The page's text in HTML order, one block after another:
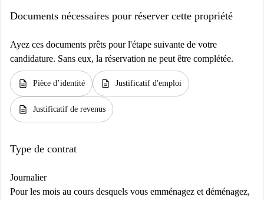
Documents nécessaires pour réserver cette propriété
Ayez ces documents prêts pour l'étape suivante de votre
candidature. Sans eux, la réservation ne peut être complétée.
description Pièce d’identité description Justificatif d'emploi
description Justificatif de revenus
Type de contrat
Journalier
Pour les mois au cours desquels vous emménagez et déménagez,